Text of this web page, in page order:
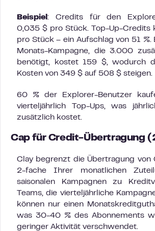
Beispiel : Credits für den
0,035 $ pro Stück. Top-Up-Credits
pro Stück – ein Aufschlag von 51
Monats-Kampagne, die 3.000
benötigt, kostet 159 $, wodurch
Kosten von 349 $ auf 508 $ steigen.
60 % der Explorer-Benutzer
vierteljährlich Top-Ups, was
zusätzlich kostet.
Cap für Credit-Übertragung
Clay begrenzt die Übertragung von
2-fache Ihrer monatlichen
saisonalen Kampagnen zu
Teams, die vierteljährliche
können nur einen
was 30-40 % des Abonnements
geringer Aktivität verschwendet.